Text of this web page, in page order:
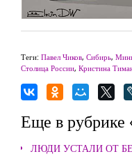
Теги: Павел Чиков, Сибирь,
Столица России, Кристина
Еще в рубрике
ЛЮДИ УСТАЛИ ОТ